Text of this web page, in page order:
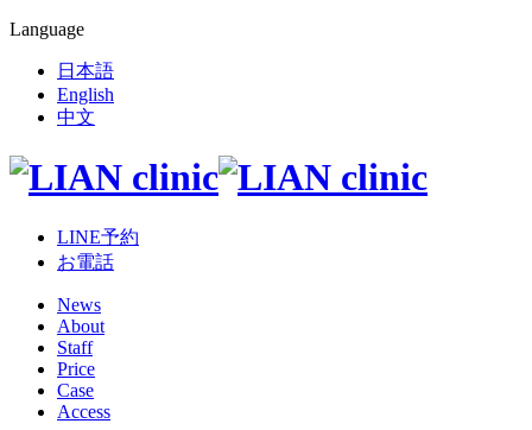
Language
日本語
English
中文
LINE予約
お電話
News
About
Staff
Price
Case
Access